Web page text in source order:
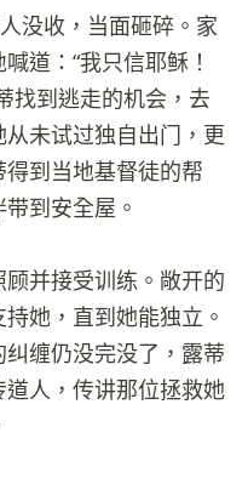
没收，当面砸碎。家
道：“我只信耶稣！
找到逃走的机会，去
未试过独自出门，更
到当地基督徒的帮
到安全屋。
并接受训练。敞开的
她，直到她能独立。
缠仍没完没了，露蒂
人，传讲那位拯救她